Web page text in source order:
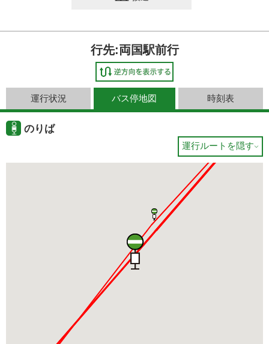
行先:両国駅前行
運行状況 バス停地図 時刻表
のりば
運行ルートを隠す